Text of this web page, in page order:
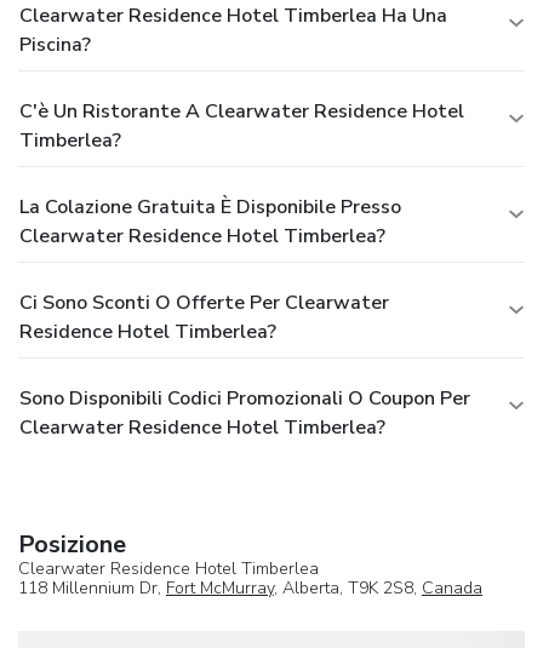
Clearwater Residence Hotel Timberlea Ha Una
Piscina?
C'è Un Ristorante A Clearwater Residence Hotel
Timberlea?
La Colazione Gratuita È Disponibile Presso
Clearwater Residence Hotel Timberlea?
Ci Sono Sconti O Offerte Per Clearwater
Residence Hotel Timberlea?
Sono Disponibili Codici Promozionali O Coupon Per
Clearwater Residence Hotel Timberlea?
Posizione
Clearwater Residence Hotel Timberlea
118 Millennium Dr, Fort McMurray, Alberta, T9K 2S8, Canada